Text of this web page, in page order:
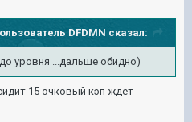
DFDMN сказал:
уровня ...дальше обидно)
15 очковый кэп ждет